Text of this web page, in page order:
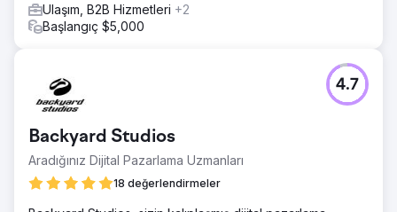
Ulaşım, B2B Hizmetleri +2
Başlangıç $5,000
Backyard Studios
Aradığınız Dijital Pazarlama Uzmanları
18 değerlendirmeler
4.7